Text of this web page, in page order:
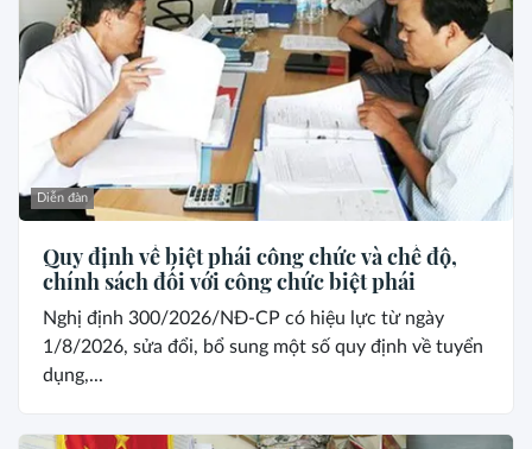
Diễn đàn
Quy định về biệt phái công chức và chế độ,
chính sách đối với công chức biệt phái
Nghị định 300/2026/NĐ-CP có hiệu lực từ ngày
1/8/2026, sửa đổi, bổ sung một số quy định về tuyển
dụng,...